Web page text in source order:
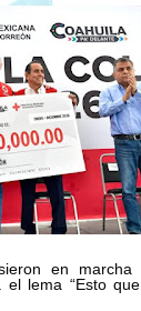
en
lema “Esto